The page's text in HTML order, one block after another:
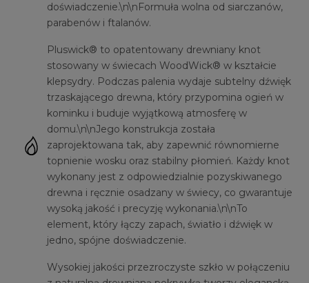
doświadczenie.\n\nFormuła wolna od siarczanów,
parabenów i ftalanów.
Pluswick® to opatentowany drewniany knot
stosowany w świecach WoodWick® w kształcie
klepsydry. Podczas palenia wydaje subtelny dźwięk
trzaskającego drewna, który przypomina ogień w
kominku i buduje wyjątkową atmosferę w
domu.\n\nJego konstrukcja została
zaprojektowana tak, aby zapewnić równomierne
topnienie wosku oraz stabilny płomień. Każdy knot
wykonany jest z odpowiedzialnie pozyskiwanego
drewna i ręcznie osadzany w świecy, co gwarantuje
wysoką jakość i precyzję wykonania.\n\nTo
element, który łączy zapach, światło i dźwięk w
jedno, spójne doświadczenie.
Wysokiej jakości przezroczyste szkło w połączeniu